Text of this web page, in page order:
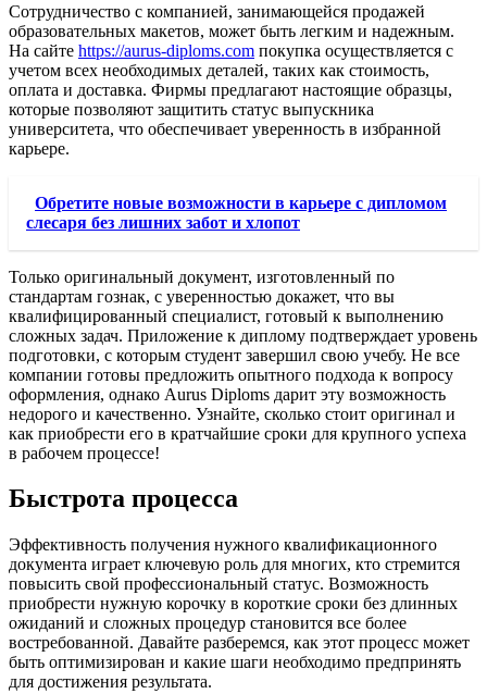
Сотрудничество с компанией, занимающейся продажей
образовательных макетов, может быть легким и надежным.
На сайте https://aurus-diploms.com покупка осуществляется с
учетом всех необходимых деталей, таких как стоимость,
оплата и доставка. Фирмы предлагают настоящие образцы,
которые позволяют защитить статус выпускника
университета, что обеспечивает уверенность в избранной
карьере.
Обретите новые возможности в карьере с дипломом
слесаря без лишних забот и хлопот
Только оригинальный документ, изготовленный по
стандартам гознак, с уверенностью докажет, что вы
квалифицированный специалист, готовый к выполнению
сложных задач. Приложение к диплому подтверждает уровень
подготовки, с которым студент завершил свою учебу. Не все
компании готовы предложить опытного подхода к вопросу
оформления, однако Aurus Diploms дарит эту возможность
недорого и качественно. Узнайте, сколько стоит оригинал и
как приобрести его в кратчайшие сроки для крупного успеха
в рабочем процессе!
Быстрота процесса
Эффективность получения нужного квалификационного
документа играет ключевую роль для многих, кто стремится
повысить свой профессиональный статус. Возможность
приобрести нужную корочку в короткие сроки без длинных
ожиданий и сложных процедур становится все более
востребованной. Давайте разберемся, как этот процесс может
быть оптимизирован и какие шаги необходимо предпринять
для достижения результата.